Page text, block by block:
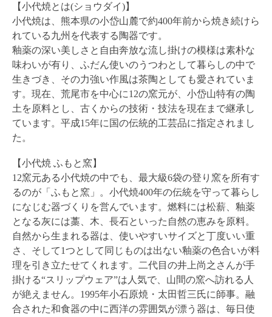
【小代焼とは(ショウダイ)】
小代焼は、熊本県の小岱山麓で約400年前から焼き続けら
れている九州を代表する陶器です。
釉薬の深い美しさと自由奔放な流し掛けの模様は素朴な
味わいが有り、ふだん使いのうつわとして暮らしの中で
生きづき、その力強い作風は茶陶としても愛されていま
す。現在、荒尾市を中心に12の窯元が、小岱山特有の陶
土を原料とし、古くからの技術・技法を現在まで継承し
ています。平成15年に国の伝統的工芸品に指定されまし
た。
【小代焼 ふもと窯】
12窯元ある小代焼の中でも、最大級6袋の登り窯を所有す
るのが「ふもと窯」。小代焼400年の伝統を守って暮らし
になじむ器づくりを営んでいます。燃料には松薪、釉薬
となる灰には藁、木、長石といった自然の恵みを原料。
自然から生まれる器は、使いやすいサイズと丁度いい重
さ、そして1つとして同じものは出ない釉薬の色合いが料
理を引き立たせてくれます。二代目の井上尚之さんが手
掛ける“スリップウェア”は人気で、山間の窯へ訪れる人
が絶えません。1995年小石原焼・太田哲三氏に師事。融
合された和食器の中に西洋の雰囲気が漂う器は、毎日使